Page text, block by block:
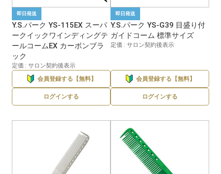
即日発送
Y.S.パーク YS-115EX スーパ
ークイックワインディングテ
ールコームEX カーボンブラ
ック
定価 : サロン契約後表示
会員登録する【無料】
ログインする
即日発送
Y.S.パーク YS-G39 目盛り付
ガイドコーム 標準サイズ
定価 : サロン契約後表示
会員登録する【無料】
ログインする